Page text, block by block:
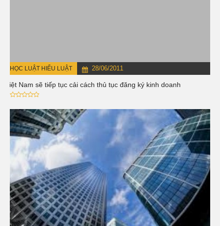
HỌC LUẬT HIỂU LUẬT 28/06/2011
Việt Nam sẽ tiếp tục cải cách thủ tục đăng ký kinh doanh